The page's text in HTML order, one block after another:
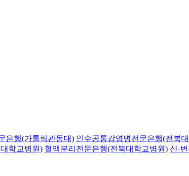
은행(가톨릭관동대) 인수공통감염병전문은행(전북
학교병원) 혈액분리전문은행(전북대학교병원) 신·